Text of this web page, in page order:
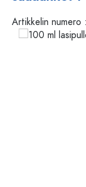
Artikkelin numero :